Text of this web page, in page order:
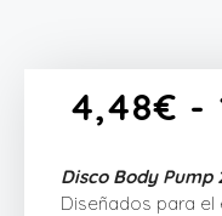
4,48€ -
Disco Body Pump
Diseñados para el